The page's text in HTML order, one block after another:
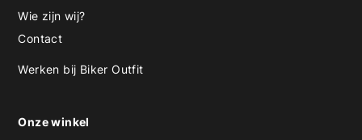
Wie zijn wij?
Contact
Werken bij Biker Outfit
Onze winkel